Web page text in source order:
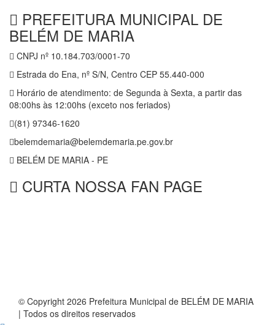
PREFEITURA MUNICIPAL DE
BELÉM DE MARIA
CNPJ nº 10.184.703/0001-70
Estrada do Ena, nº S/N, Centro CEP 55.440-000
Horário de atendimento: de Segunda à Sexta, a partir das
08:00hs às 12:00hs (exceto nos feriados)
(81) 97346-1620
belemdemaria@belemdemaria.pe.gov.br
BELÉM DE MARIA - PE
CURTA NOSSA FAN PAGE
© Copyright 2026 Prefeitura Municipal de BELÉM DE MARIA
| Todos os direitos reservados